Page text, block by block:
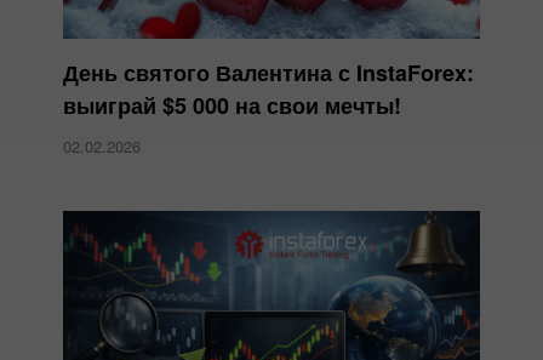
День святого Валентина с InstaForex:
выиграй $5 000 на свои мечты!
02.02.2026